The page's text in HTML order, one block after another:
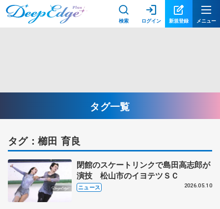
検索 ログイン 新規登録 メニュー
タグ一覧
タグ：櫛田 育良
閉館のスケートリンクで島田高志郎が
演技 松山市のイヨテツＳＣ
ニュース 2026.05.10